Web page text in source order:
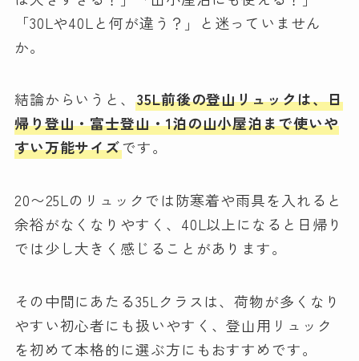
「30Lや40Lと何が違う？」と迷っていません
か。
結論からいうと、35L前後の登山リュックは、日
帰り登山・富士登山・1泊の山小屋泊まで使いや
すい万能サイズです。
20〜25Lのリュックでは防寒着や雨具を入れると
余裕がなくなりやすく、40L以上になると日帰り
では少し大きく感じることがあります。
その中間にあたる35Lクラスは、荷物が多くなり
やすい初心者にも扱いやすく、登山用リュック
を初めて本格的に選ぶ方にもおすすめです。